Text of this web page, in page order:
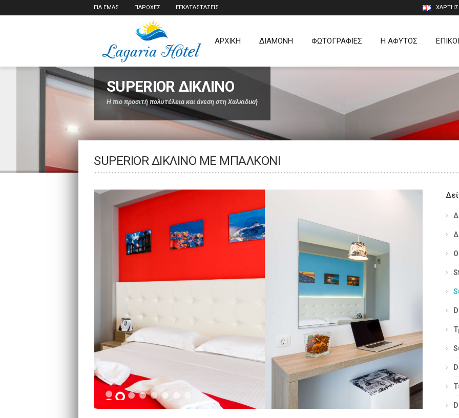
ΓΙΑ ΕΜΑΣ ΠΑΡΟΧΕΣ ΕΓΚΑΤΑΣΤΑΣΕΙΣ ΧΑΡΤΗΣ
ΑΡΧΙΚΗ ΔΙΑΜΟΝΗ ΦΩΤΟΓΡΑΦΙΕΣ Η ΑΦΥΤΟΣ
SUPERIOR ΔΙΚΛΙΝΟ
Η πιο προσιτή πολυτέλεια και άνεση στη Χαλκιδική
SUPERIOR ΔΊΚΛΙΝΟ ΜΕ ΜΠΑΛΚΌΝΙ